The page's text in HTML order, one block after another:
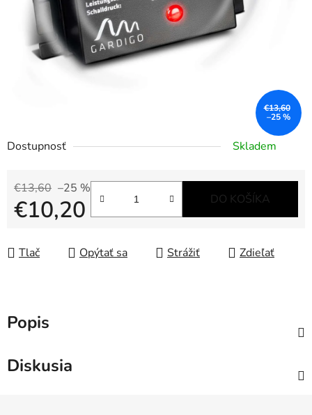
Dostupnosť Skladem
€13,60 –25 %
€10,20 DO KOŠÍKA
Tlač Opýtať sa Strážiť Zdieľať
€13,60
–25 %
Popis
Diskusia